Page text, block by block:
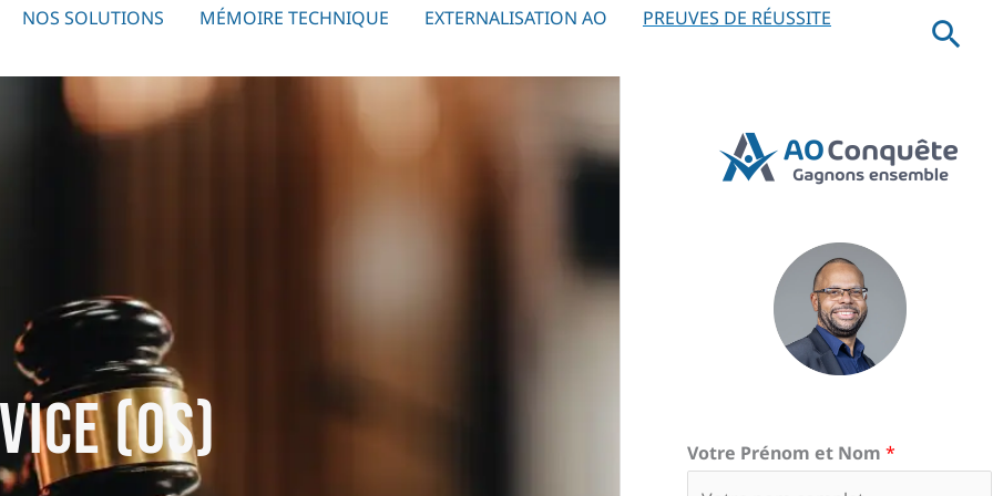
NOS SOLUTIONS MÉMOIRE TECHNIQUE EXTERNALISATION AO
PREUVES DE RÉUSSITE
(OS) Votre Prénom et Nom *